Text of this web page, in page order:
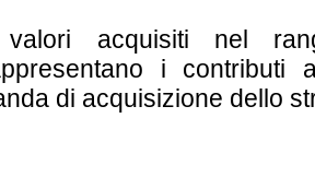
acquisiti nel
i contributi
di acquisizione dello